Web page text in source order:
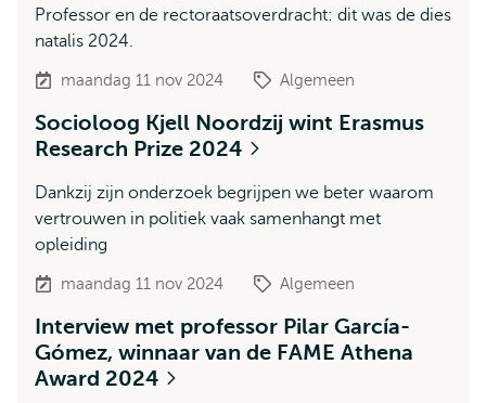
Professor en de rectoraatsoverdracht: dit was de dies
natalis 2024.
maandag 11 nov 2024 Algemeen
Socioloog Kjell Noordzij wint Erasmus
Research Prize 2024
Dankzij zijn onderzoek begrijpen we beter waarom
vertrouwen in politiek vaak samenhangt met
opleiding
maandag 11 nov 2024 Algemeen
Interview met professor Pilar García-
Gómez, winnaar van de FAME Athena
Award 2024